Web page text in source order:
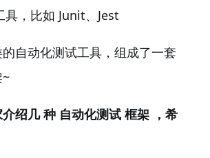
具，比如 Junit、Jest
自动化测试工具，组成了一套
绍几 种 自动化测试 框架 ，希